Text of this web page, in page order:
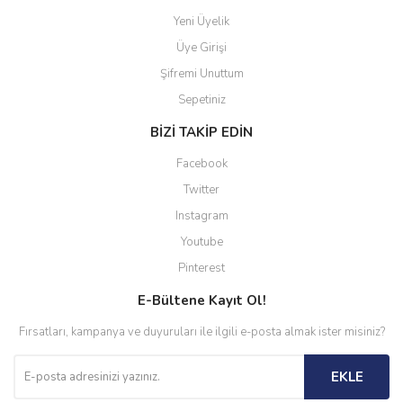
Yeni Üyelik
Üye Girişi
Şifremi Unuttum
Sepetiniz
BİZİ TAKİP EDİN
Facebook
Twitter
Instagram
Youtube
Pinterest
E-Bültene Kayıt Ol!
Fırsatları, kampanya ve duyuruları ile ilgili e-posta almak ister misiniz?
EKLE